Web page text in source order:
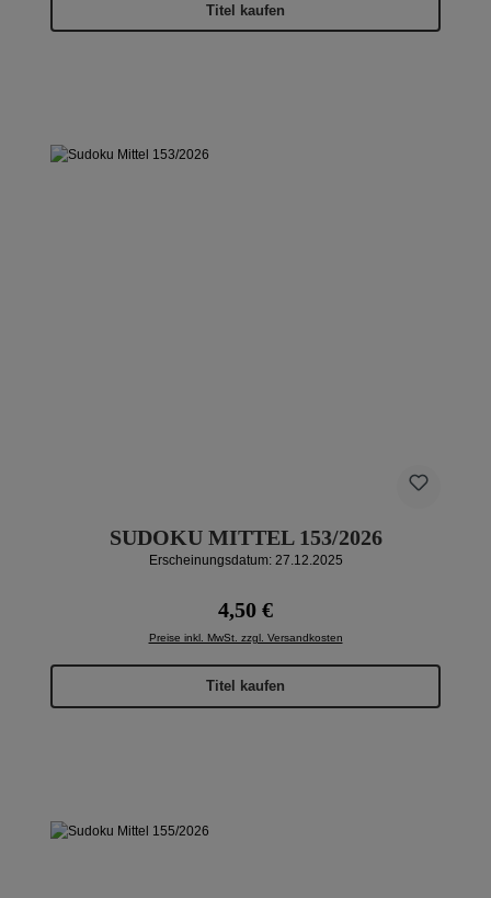
Titel kaufen
SUDOKU MITTEL 153/2026
Erscheinungsdatum: 27.12.2025
Regulärer Preis:
4,50 €
Preise inkl. MwSt. zzgl. Versandkosten
Titel kaufen